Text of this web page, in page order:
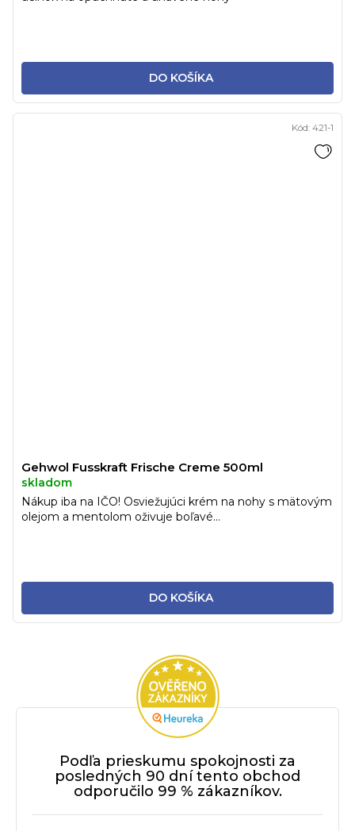
DO KOŠÍKA
Gehwol Fusskraft Frische Creme 500ml
skladom
DO KOŠÍKA
Nákup iba na IČO! Osviežujúci krém na nohy s mätovým
olejom a mentolom oživuje boľavé...
Kód: 421-1
Podľa prieskumu spokojnosti za
posledných 90 dní tento obchod
odporučilo 99 % zákazníkov.